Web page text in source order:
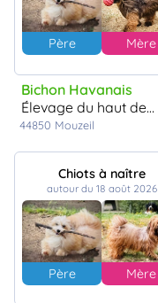
Père Mère
Bichon Havanais
élevage du haut de la richerais
44850 Mouzeil
Chiots à naître
autour du 18 août 2026
Père Mère